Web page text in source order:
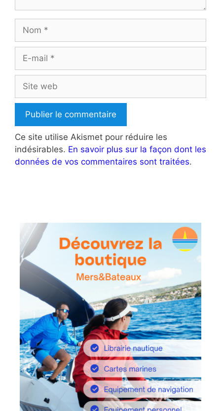
mail
web
Ce site utilise Akismet pour réduire les
indésirables. En savoir plus sur la façon dont les
données de vos commentaires sont traitées.